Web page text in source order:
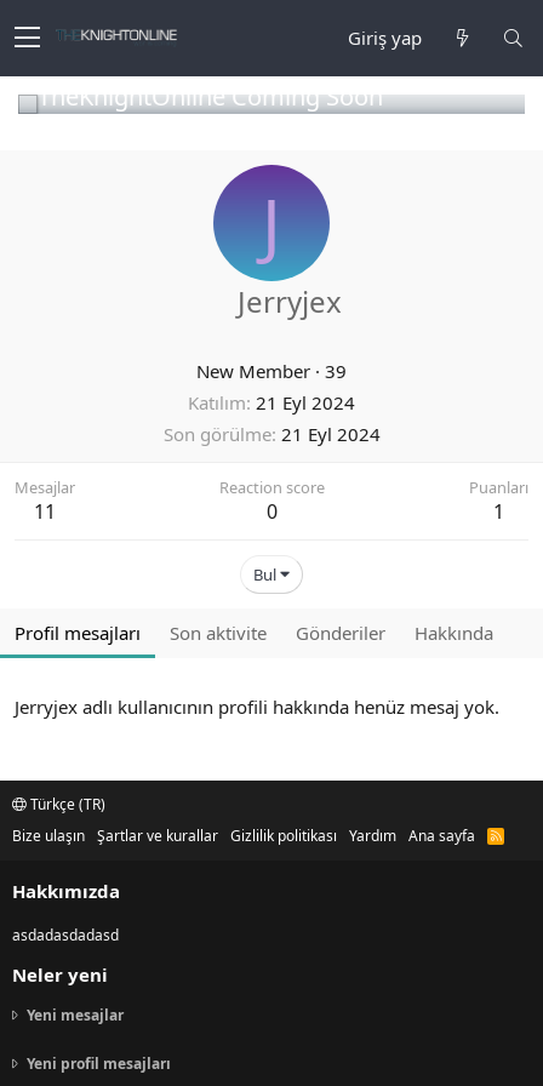
Giriş yap
TheKnightOnline Coming Soon
J
Jerryjex
New Member · 39
Katılım 21 Eyl 2024
Son görülme 21 Eyl 2024
Mesajlar
11
Reaction score
0
Puanları
1
Bul
Profil mesajları Son aktivite Gönderiler Hakkında
Jerryjex adlı kullanıcının profili hakkında henüz mesaj yok.
Türkçe (TR)
Bize ulaşın Şartlar ve kurallar Gizlilik politikası Yardım Ana sayfa
R
Hakkımızda
asdadasdadasd
Neler yeni
Yeni mesajlar
Yeni profil mesajları